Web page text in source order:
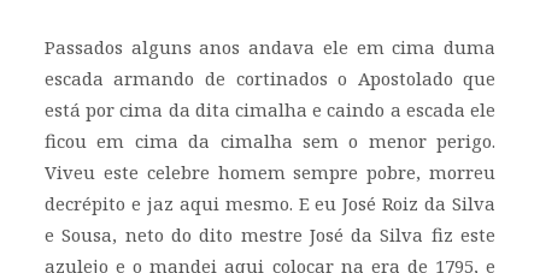
Passados alguns anos andava ele em cima duma
escada armando de cortinados o Apostolado que
está por cima da dita cimalha e caindo a escada ele
ficou em cima da cimalha sem o menor perigo.
Viveu este celebre homem sempre pobre, morreu
decrépito e jaz aqui mesmo. E eu José Roiz da Silva
e Sousa, neto do dito mestre José da Silva fiz este
azulejo e o mandei aqui colocar na era de 1795, e